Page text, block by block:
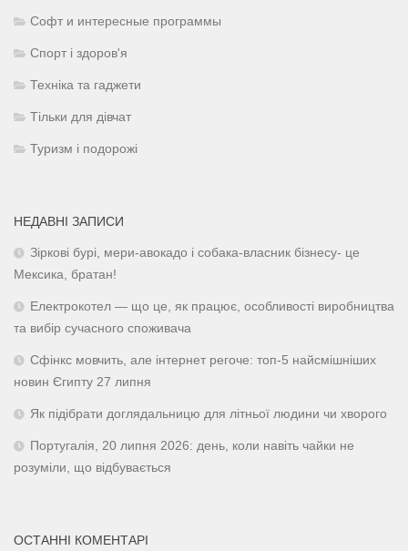
Софт и интересные программы
Спорт і здоров'я
Техніка та гаджети
Тільки для дівчат
Туризм і подорожі
НЕДАВНІ ЗАПИСИ
Зіркові бурі, мери-авокадо і собака-власник бізнесу- це
Мексика, братан!
Електрокотел — що це, як працює, особливості виробництва
та вибір сучасного споживача
Сфінкс мовчить, але інтернет регоче: топ-5 найсмішніших
новин Єгипту 27 липня
Як підібрати доглядальницю для літньої людини чи хворого
Португалія, 20 липня 2026: день, коли навіть чайки не
розуміли, що відбувається
ОСТАННІ КОМЕНТАРІ